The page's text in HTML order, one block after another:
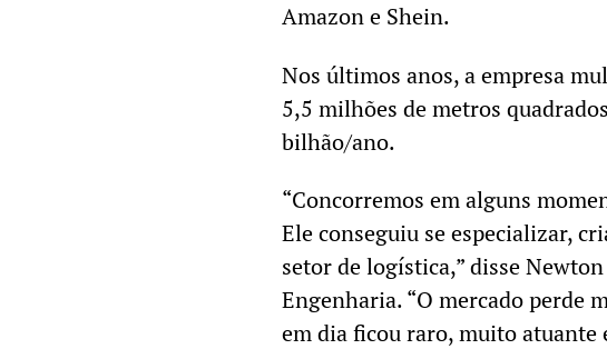
Amazon e Shein.
Nos últimos anos, a empresa
5,5 milhões de metros
bilhão/ano.
“Concorremos em alguns
Ele conseguiu se especializar,
setor de logística,” disse
Engenharia. “O mercado perde
em dia ficou raro, muito atuante